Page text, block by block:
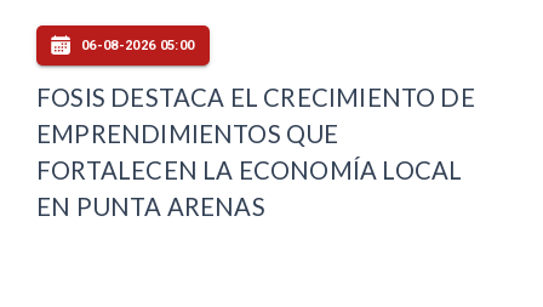
06-08-2026 05:00
FOSIS DESTACA EL CRECIMIENTO DE
EMPRENDIMIENTOS QUE
FORTALECEN LA ECONOMÍA LOCAL
EN PUNTA ARENAS